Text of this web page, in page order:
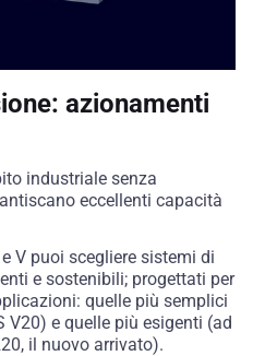
azionamenti
industriale senza
eccellenti capacità
V puoi scegliere sistemi di
e sostenibili; progettati per
quelle più semplici
V20) e quelle più esigenti (ad
il nuovo arrivato).